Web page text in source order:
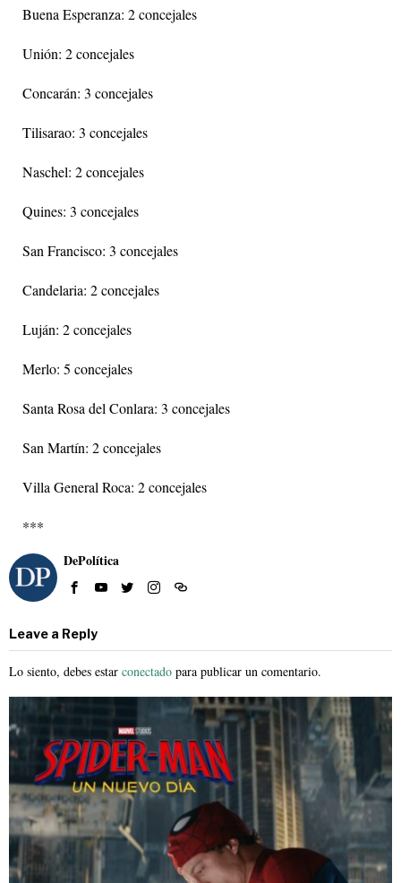
Buena Esperanza: 2 concejales
Unión: 2 concejales
Concarán: 3 concejales
Tilisarao: 3 concejales
Naschel: 2 concejales
Quines: 3 concejales
San Francisco: 3 concejales
Candelaria: 2 concejales
Luján: 2 concejales
Merlo: 5 concejales
Santa Rosa del Conlara: 3 concejales
San Martín: 2 concejales
Villa General Roca: 2 concejales
***
DePolítica
Leave a Reply
Lo siento, debes estar conectado para publicar un comentario.